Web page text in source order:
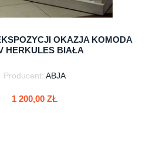
OKAZJA KOMODA
HERKULES BIAŁA
Producent: ABJA
1 200,00 ZŁ